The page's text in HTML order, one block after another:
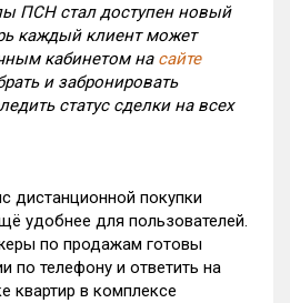
ПСН стал доступен новый
каждый клиент может
кабинетом на сайте
и забронировать
статус сделки на всех
дистанционной покупки
удобнее для пользователей.
по продажам готовы
по телефону и ответить на
квартир в комплексе